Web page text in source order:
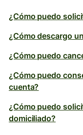
¿Cómo puedo
¿Cómo descargo
¿Cómo puedo
¿Cómo puedo
cuenta?
¿Cómo puedo
domiciliado?